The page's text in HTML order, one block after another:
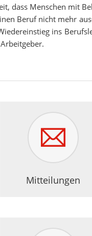
dass Menschen mit
Beruf nicht mehr
ins
Mitteilungen